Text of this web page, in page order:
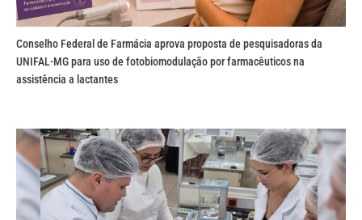
Conselho Federal de Farmácia aprova proposta de pesquisadoras da
UNIFAL-MG para uso de fotobiomodulação por farmacêuticos na
assistência a lactantes